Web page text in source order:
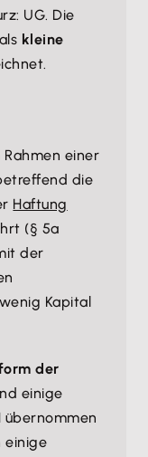
UG. Die
kleine
einer
die
Haftung
(§ 5a
der
Kapital
der
einige
übernommen
einige